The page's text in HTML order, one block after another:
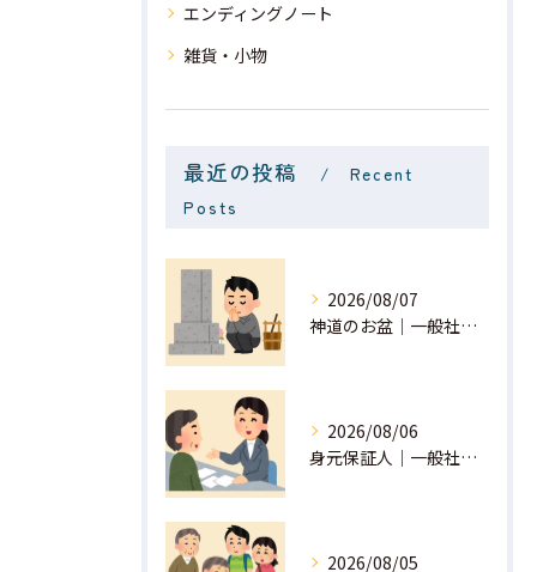
エンディングノート
雑貨・小物
最近の投稿
Recent
Posts
2026/08/07
神道のお盆｜一般社団法人 星月
2026/08/06
身元保証人｜一般社団法人 星月
2026/08/05